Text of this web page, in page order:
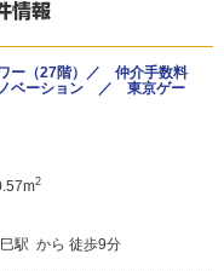
ー（27階）／ 仲介手数料
ベーション ／ 東京ゲー
2
駅 から 徒歩9分